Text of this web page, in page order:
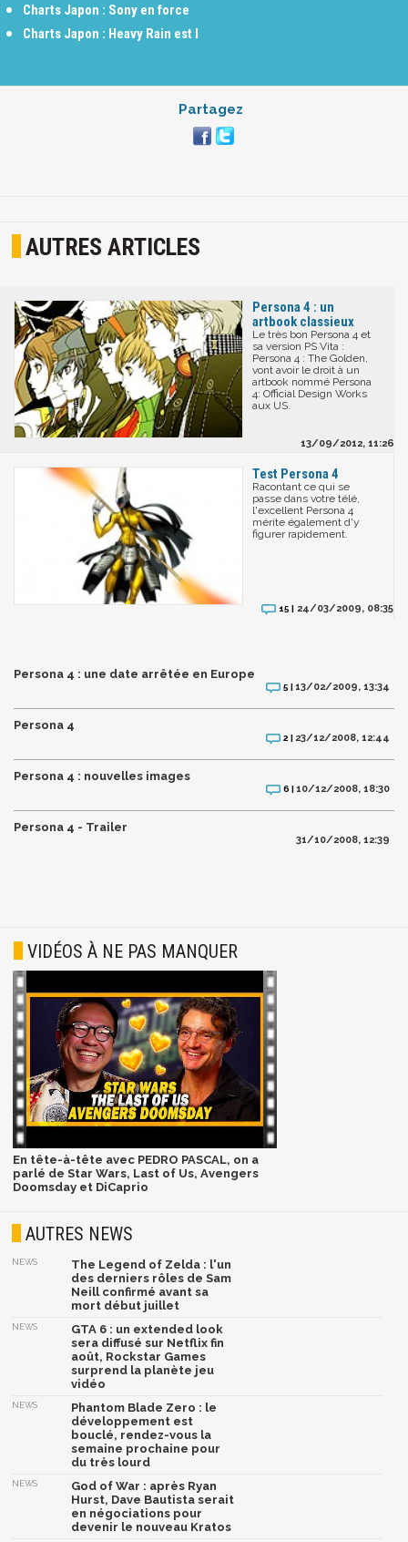
Charts Japon : Sony en force
Charts Japon : Heavy Rain est l
Partagez
AUTRES ARTICLES
Persona 4 : un
artbook classieux
Le très bon Persona 4 et
sa version PS Vita :
Persona 4 : The Golden,
vont avoir le droit à un
artbook nommé Persona
4: Official Design Works
aux US.
13/09/2012, 11:26
Test Persona 4
Racontant ce qui se
passe dans votre télé,
l'excellent Persona 4
mérite également d'y
figurer rapidement.
15 | 24/03/2009, 08:35
Persona 4 : une date arrêtée en Europe
5 |13/02/2009, 13:34
Persona 4
2 | 23/12/2008, 12:44
Persona 4 : nouvelles images
6 |10/12/2008, 18:30
Persona 4 - Trailer
31/10/2008, 12:39
VIDÉOS À NE PAS MANQUER
En tête-à-tête avec PEDRO PASCAL, on a
parlé de Star Wars, Last of Us, Avengers
Doomsday et DiCaprio
AUTRES NEWS
NEWS
The Legend of Zelda : l'un
des derniers rôles de Sam
Neill confirmé avant sa
mort début juillet
NEWS
GTA 6 : un extended look
sera diffusé sur Netflix fin
août, Rockstar Games
surprend la planète jeu
vidéo
NEWS
Phantom Blade Zero : le
développement est
bouclé, rendez-vous la
semaine prochaine pour
du très lourd
NEWS
God of War : après Ryan
Hurst, Dave Bautista serait
en négociations pour
devenir le nouveau Kratos